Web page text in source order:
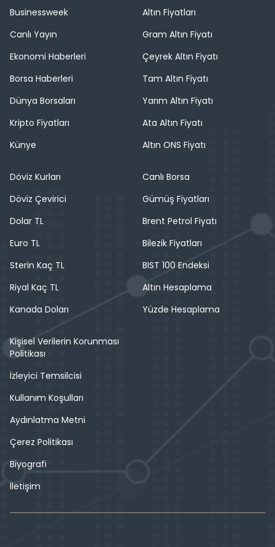
Businessweek
Canlı Yayın
Ekonomi Haberleri
Borsa Haberleri
Dünya Borsaları
Kripto Fiyatları
Künye
Altın Fiyatları
Gram Altın Fiyatı
Çeyrek Altın Fiyatı
Tam Altın Fiyatı
Yarım Altın Fiyatı
Ata Altın Fiyatı
Altın ONS Fiyatı
Döviz Kurları
Döviz Çevirici
Dolar TL
Euro TL
Sterin Kaç TL
Riyal Kaç TL
Kanada Doları
Canlı Borsa
Gümüş Fiyatları
Brent Petrol Fiyatı
Bilezik Fiyatları
BIST 100 Endeksi
Altın Hesaplama
Yüzde Hesaplama
Kişisel Verilerin Korunması
Politikası
İzleyici Temsilcisi
Kullanım Koşulları
Aydınlatma Metni
Çerez Politikası
Biyografi
İletişim